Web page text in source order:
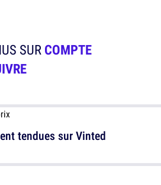
SURCOMPTE
tendues sur Vinted